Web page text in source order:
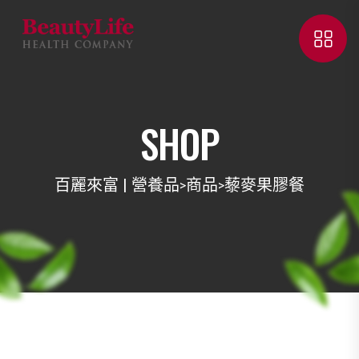
SHOP
百麗來富 | 營養品>商品>藜麥果膠餐